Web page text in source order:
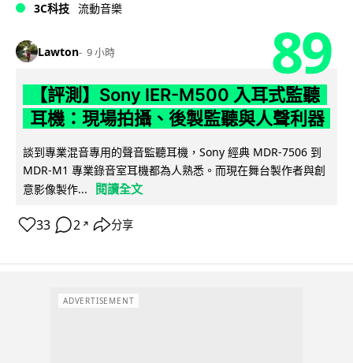
3C科技 流動音樂
Lawton 9 小時 89
【評測】Sony IER-M500 入耳式監聽
耳機：現場拍攝、後製監聽與人聲利器
談到專業混音專用的聲音監聽耳機，Sony 經典 MDR-7506 到
MDR-M1 專業錄音室耳機都為人熟悉。而現在舞台製作者與創
意影像製作...
閱讀全文
33 2 ↗ 分享
ADVERTISEMENT